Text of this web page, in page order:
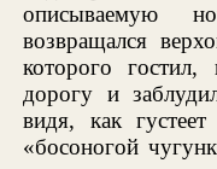
описываемую
возвращался
которого
дорогу и
видя, как
«босоногой